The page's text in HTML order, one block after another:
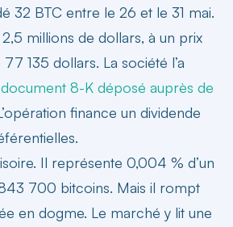
32 BTC entre le 26 et le 31 mai.
millions de dollars, à un prix
135 dollars. La société l’a
document 8-K déposé auprès de
finance un dividende
Il représente 0,004 % d’un
700 bitcoins. Mais il rompt
en dogme. Le marché y lit une